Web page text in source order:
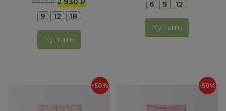
5 860 ₽
9
12 18
Купить
6
9 12
Купить
-50% -50%